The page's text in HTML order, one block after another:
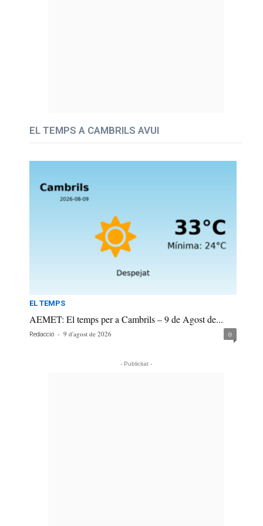
EL TEMPS A CAMBRILS AVUI
EL TEMPS
AEMET: El temps per a Cambrils – 9 de Agost de...
Redacció - 9 d'agost de 2026 0
- Publicitat -